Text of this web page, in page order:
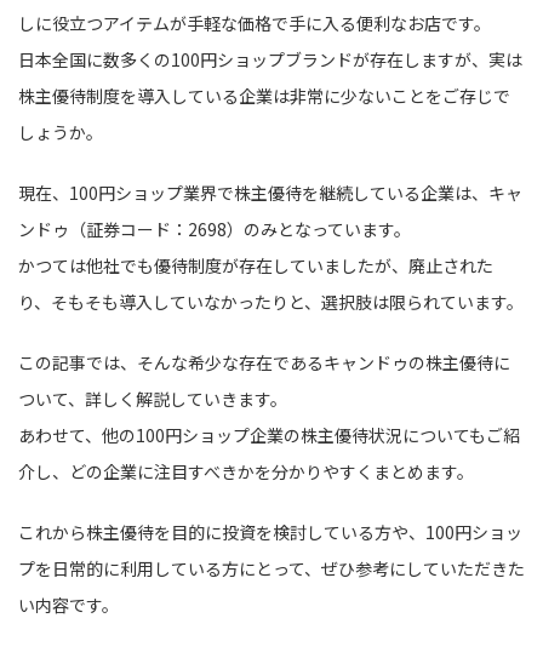
しに役立つアイテムが手軽な価格で手に入る便利なお店です。
日本全国に数多くの100円ショップブランドが存在しますが、実は
株主優待制度を導入している企業は非常に少ないことをご存じで
しょうか。
現在、100円ショップ業界で株主優待を継続している企業は、キャ
ンドゥ（証券コード：2698）のみとなっています。
かつては他社でも優待制度が存在していましたが、廃止された
り、そもそも導入していなかったりと、選択肢は限られています。
この記事では、そんな希少な存在であるキャンドゥの株主優待に
ついて、詳しく解説していきます。
あわせて、他の100円ショップ企業の株主優待状況についてもご紹
介し、どの企業に注目すべきかを分かりやすくまとめます。
これから株主優待を目的に投資を検討している方や、100円ショッ
プを日常的に利用している方にとって、ぜひ参考にしていただきた
い内容です。